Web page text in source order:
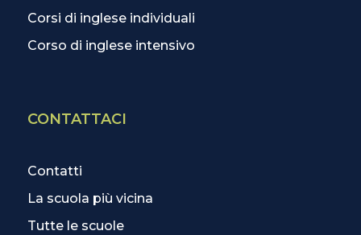
Corsi di inglese individuali
Corso di inglese intensivo
CONTATTACI
Contatti
La scuola più vicina
Tutte le scuole